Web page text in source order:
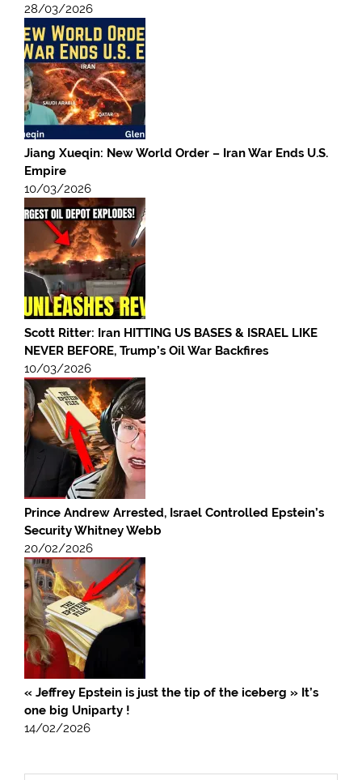
28/03/2026
Jiang Xueqin: New World Order – Iran War Ends U.S.
Empire
10/03/2026
Scott Ritter: Iran HITTING US BASES & ISRAEL LIKE
NEVER BEFORE, Trump’s Oil War Backfires
10/03/2026
Prince Andrew Arrested, Israel Controlled Epstein’s
Security Whitney Webb
20/02/2026
« Jeffrey Epstein is just the tip of the iceberg » It’s
one big Uniparty !
14/02/2026